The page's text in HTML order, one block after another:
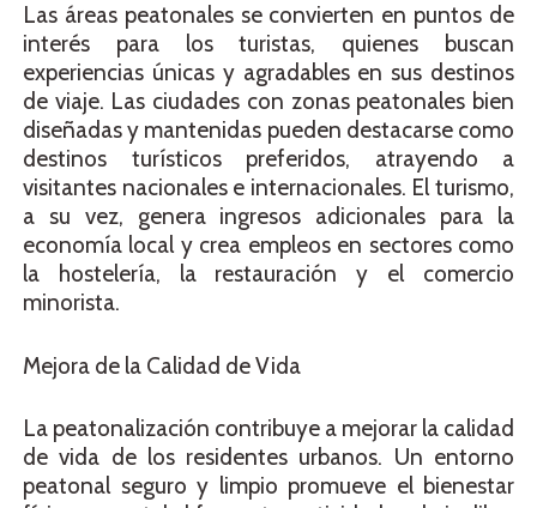
Las áreas peatonales se convierten en puntos de
interés para los turistas, quienes buscan
experiencias únicas y agradables en sus destinos
de viaje. Las ciudades con zonas peatonales bien
diseñadas y mantenidas pueden destacarse como
destinos turísticos preferidos, atrayendo a
visitantes nacionales e internacionales. El turismo,
a su vez, genera ingresos adicionales para la
economía local y crea empleos en sectores como
la hostelería, la restauración y el comercio
minorista.
Mejora de la Calidad de Vida
La peatonalización contribuye a mejorar la calidad
de vida de los residentes urbanos. Un entorno
peatonal seguro y limpio promueve el bienestar